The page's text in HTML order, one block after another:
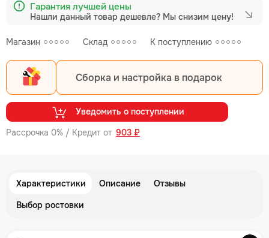
Магазин Склад К поступлению
Гарантия лучшей цены
Нашли данный товар дешевле? Мы снизим цену!
Рассрочка 0% / Кредит от 903 ₽
Сборка и настройка в подарок
Уведомить о поступлении
Характеристики Описание
Отзывы
Выбор ростовки